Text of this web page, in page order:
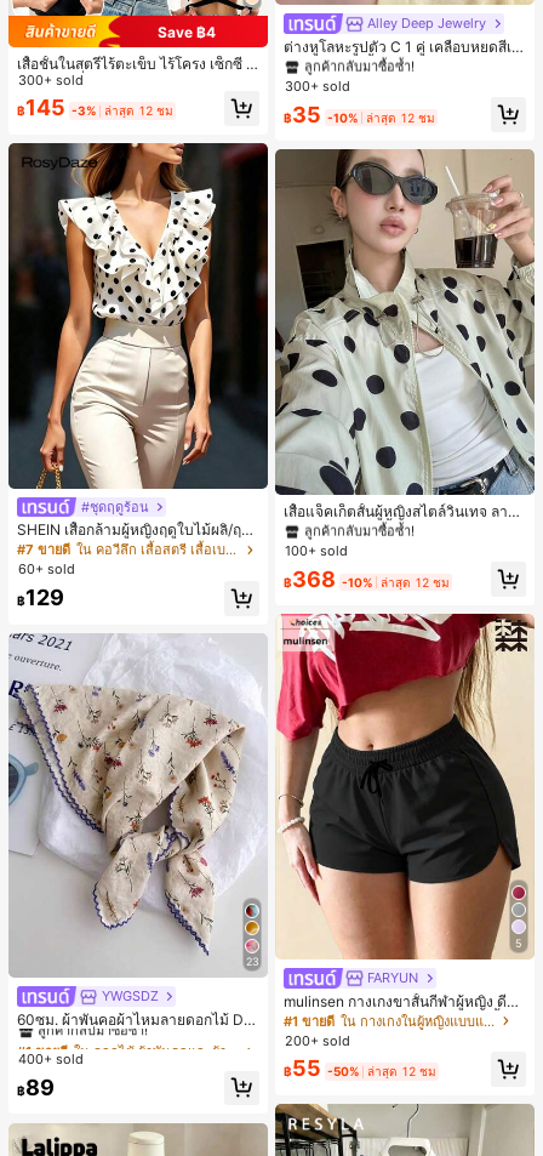
Save ฿4
เสื้อชั้นในสตรีไร้ตะเข็บ ไร้โครง เซ็กซี่ ด้
านข้างไม่ลื่น แผ่นรองถอดได้ ลายไขว้ห
ลัง ไร้สาย สบายตลอดวัน
300+ sold
฿145 -3% ล่าสุด 12 ชม
#ชุดฤดูร้อน
SHEIN เสื้อกล้ามผู้หญิงฤดูใบไม้ผลิ/ฤดูร้
อน ใหม่ สไตล์มินิมอลลำลองหรูหรา สีบ
ล็อก ลายจุด คอวี แพตช์เวิร์ก ชายระบา
ผู้หญิงฤดูใบไม้ผลิ/ฤดูร้อน, เสื้อหรูหราผู้
#7 ขายดี
ใน คอวีลึก เสื้อสตรี เสื้อเบลาส์ & Tee
60+ sold
฿129
23
YWGSDZ
60ซม. ผ้าพันคอผ้าไหมลายดอกไม้ Dit
sy สีเบจ, เครื่องประดับใหม่สำหรับผู้หญิ
งฤดูใบไม้ผลิ/ฤดูใบไม้ร่วง, ผ้าพันคอผืน
#1 ขายดี
ลูกค้ากลับมาซื้อซ้ำ!
#1 ขายดี
ลูกค้ากลับมาซื้อซ้ำ!
#1 ขายดี
ลูกค้ากลับมาซื้อซ้ำ!
#1 ขายดี
ใน ดอกไม้ ผ้าพันคอและผ้าพันคอผู้หญิง
400+ sold
฿89
Alley Deep Jewelry
ต่างหูโลหะรูปตัว C 1 คู่ เคลือบหยดสีเห
ลือง ลายจุดสีน้ำเงิน สไตล์ยุโรปและอเม
ริกัน แฟชั่นส่วนตัว หวานและสง่างาม
ดินทาง งานแต่งงาน ปาร์ตี้ วันเกิด ของ
ลูกค้ากลับมาซื้อซ้ำ!
เกือบหมดแล้ว!
#1 ขายดี ใน โบโฮ ต่างหูผู้หญิง
ลูกค้ากลับมาซื้อซ้ำ!
เกือบหมดแล้ว!
#1 ขายดี ใน โบโฮ ต่างหูผู้หญิง
ลูกค้ากลับมาซื้อซ้ำ!
เกือบหมดแล้ว!
#1 ขายดี ใน โบโฮ ต่างหูผู้หญิง
ลูกค้ากลับมาซื้อซ้ำ!
เกือบหมดแล้ว!
300+ sold
฿35 -10% ล่าสุด 12 ชม
เสื้อแจ็คเก็ตสั้นผู้หญิงสไตล์วินเทจ ลายจุ
ดขนาดใหญ่ คอตั้ง เอวเข้ารูป แขนพอง
ทรงหลวม แฟชั่นอเนกประสงค์ สำหรับใ
#1 ขายดี ใน กระเป๋า เสื้อคลุมลำลอง
ลูกค้ากลับมาซื้อซ้ำ!
#1 ขายดี ใน กระเป๋า เสื้อคลุมลำลอง
ลูกค้ากลับมาซื้อซ้ำ!
#1 ขายดี ใน กระเป๋า เสื้อคลุมลำลอง
ลูกค้ากลับมาซื้อซ้ำ!
#1 ขายดี ใน กระเป๋า เสื้อคลุมลำลอง
ลูกค้ากลับมาซื้อซ้ำ!
100+ sold
฿368 -10% ล่าสุด 12 ชม
5
FARYUN
mulinsen กางเกงขาสั้นกีฬาผู้หญิง ดีไซ
น์ปลายเปิด เอวยืดหยุ่น กางเกงขาสั้น
ลำลองกีฬาฤดูร้อน ความยาว 3/4
#1 ขายดี
ใน กางเกงในผู้หญิงแบบแอคทีฟ
200+ sold
฿55 -50% ล่าสุด 12 ชม